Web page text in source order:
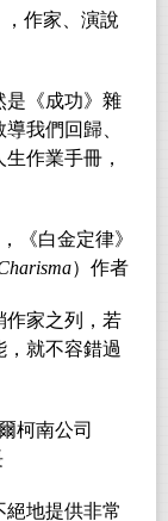
作家、演說
是《成功》雜
我們回歸、
作業手冊，
《白金定律》
）作者
作家之列，若
就不容錯過
柯南公司
絕地提供非常